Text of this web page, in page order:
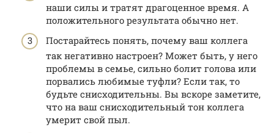
наши силы и тратят драгоценное время. А
положительного результата обычно нет.
Постарайтесь понять, почему ваш коллега
так негативно настроен? Может быть, у него
проблемы в семье, сильно болит голова или
порвались любимые туфли? Если так, то
будьте снисходительны. Вы вскоре заметите,
что на ваш снисходительный тон коллега
умерит свой пыл.